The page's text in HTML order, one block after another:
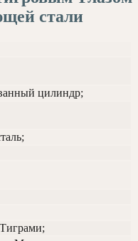
стали
цилиндр;